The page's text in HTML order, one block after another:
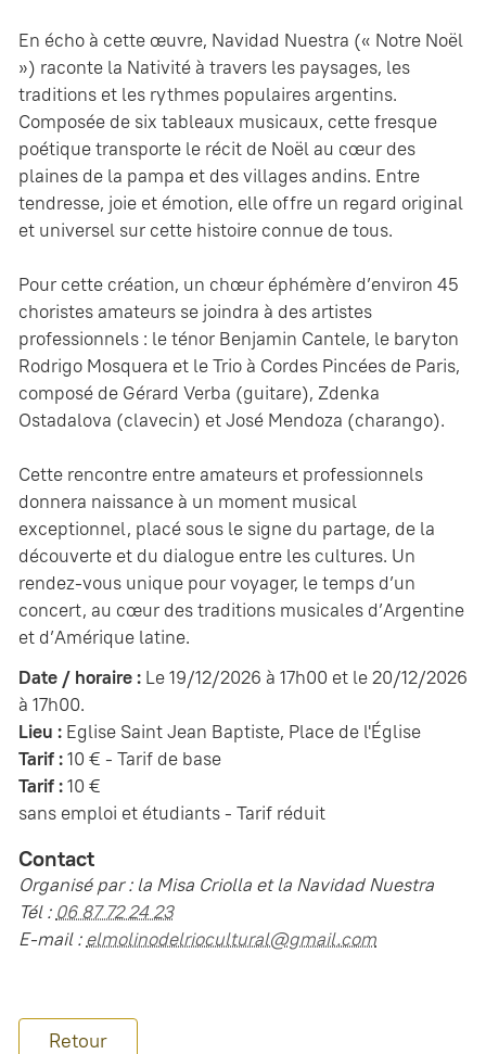
En écho à cette œuvre, Navidad Nuestra (« Notre Noël
») raconte la Nativité à travers les paysages, les
traditions et les rythmes populaires argentins.
Composée de six tableaux musicaux, cette fresque
poétique transporte le récit de Noël au cœur des
plaines de la pampa et des villages andins. Entre
tendresse, joie et émotion, elle offre un regard original
et universel sur cette histoire connue de tous.
Pour cette création, un chœur éphémère d’environ 45
choristes amateurs se joindra à des artistes
professionnels : le ténor Benjamin Cantele, le baryton
Rodrigo Mosquera et le Trio à Cordes Pincées de Paris,
composé de Gérard Verba (guitare), Zdenka
Ostadalova (clavecin) et José Mendoza (charango).
Cette rencontre entre amateurs et professionnels
donnera naissance à un moment musical
exceptionnel, placé sous le signe du partage, de la
découverte et du dialogue entre les cultures. Un
rendez-vous unique pour voyager, le temps d’un
concert, au cœur des traditions musicales d’Argentine
et d’Amérique latine.
Date / horaire : Le 19/12/2026 à 17h00 et le 20/12/2026
à 17h00.
Lieu : Eglise Saint Jean Baptiste, Place de l'Église
Tarif :10 € - Tarif de base
Tarif :10 €
sans emploi et étudiants - Tarif réduit
Contact
Organisé par : la Misa Criolla et la Navidad Nuestra
Tél : 06 87 72 24 23
E-mail :elmolinodelriocultural@gmail.com
Retour